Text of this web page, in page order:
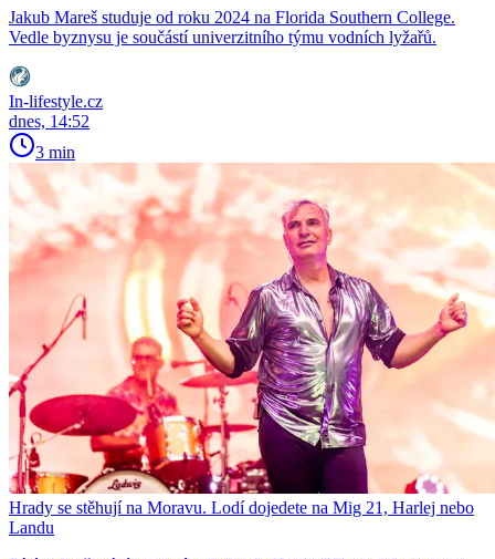
Jakub Mareš studuje od roku 2024 na Florida Southern College.
Vedle byznysu je součástí univerzitního týmu vodních lyžařů.
In-lifestyle.cz
dnes, 14:52
3 min
Hrady se stěhují na Moravu. Lodí dojedete na Mig 21, Harlej nebo
Landu